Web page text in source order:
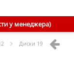
у менеджера)
Диски 19 5x112 ET30